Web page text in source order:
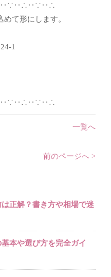
て形にします。
1
一覧へ
前のページへ >
正解？書き方や相場で迷
本や選び方を完全ガイ